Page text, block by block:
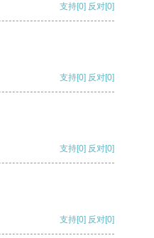
支持[0] 反对[0]
支持[0] 反对[0]
支持[0] 反对[0]
支持[0] 反对[0]